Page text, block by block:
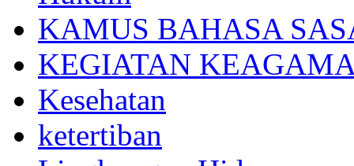
KAMUS BAHASA
KEGIATAN
Kesehatan
ketertiban